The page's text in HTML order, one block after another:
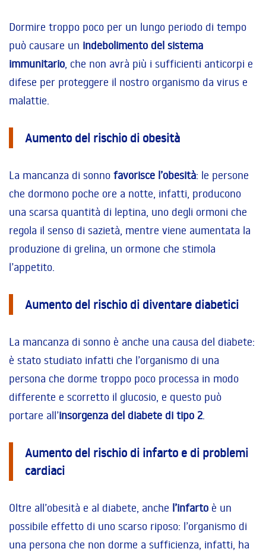
Dormire troppo poco per un lungo periodo di tempo
può causare un indebolimento del sistema
immunitario, che non avrà più i sufficienti anticorpi e
difese per proteggere il nostro organismo da virus e
malattie.
Aumento del rischio di obesità
La mancanza di sonno favorisce l’obesità: le persone
che dormono poche ore a notte, infatti, producono
una scarsa quantità di leptina, uno degli ormoni che
regola il senso di sazietà, mentre viene aumentata la
produzione di grelina, un ormone che stimola
l’appetito.
Aumento del rischio di diventare diabetici
La mancanza di sonno è anche una causa del diabete:
è stato studiato infatti che l’organismo di una
persona che dorme troppo poco processa in modo
differente e scorretto il glucosio, e questo può
portare all’insorgenza del diabete di tipo 2.
Aumento del rischio di infarto e di problemi
cardiaci
Oltre all’obesità e al diabete, anche l’infarto è un
possibile effetto di uno scarso riposo: l’organismo di
una persona che non dorme a sufficienza, infatti, ha